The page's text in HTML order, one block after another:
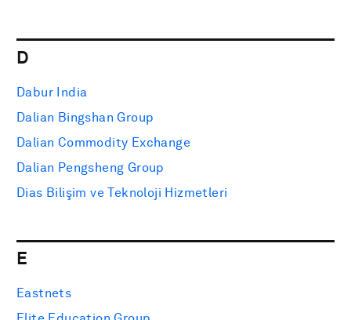
D
Dabur India
Dalian Bingshan Group
Dalian Commodity Exchange
Dalian Pengsheng Group
Dias Bilişim ve Teknoloji Hizmetleri
E
Eastnets